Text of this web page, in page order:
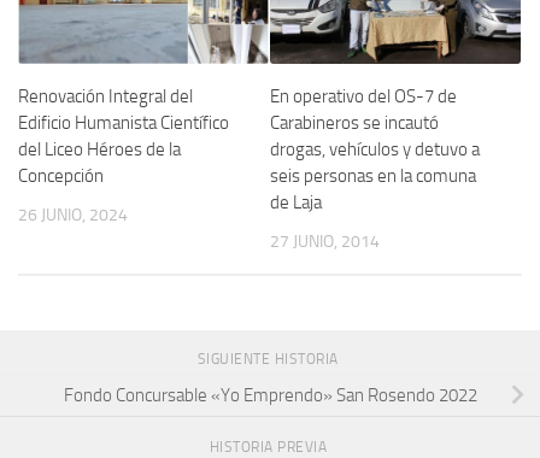
Renovación Integral del
Edificio Humanista Científico
del Liceo Héroes de la
Concepción
26 JUNIO, 2024
En operativo del OS-7 de
Carabineros se incautó
drogas, vehículos y detuvo a
seis personas en la comuna
de Laja
27 JUNIO, 2014
SIGUIENTE HISTORIA
Fondo Concursable «Yo Emprendo» San Rosendo 2022
HISTORIA PREVIA